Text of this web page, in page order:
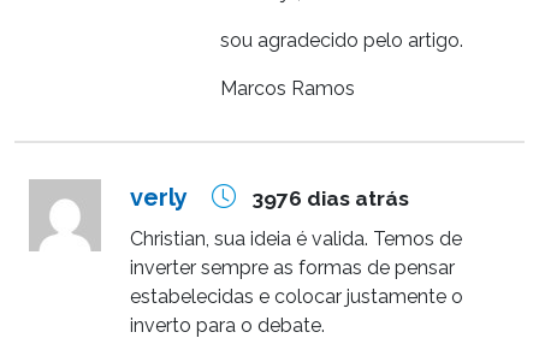
sou agradecido pelo artigo.
Marcos Ramos
verly 3976 dias atrás
Christian, sua ideia é valida. Temos de
inverter sempre as formas de pensar
estabelecidas e colocar justamente o
inverto para o debate.